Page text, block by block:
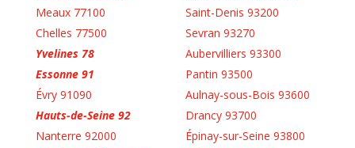
Meaux 77100
Chelles 77500
Yvelines 78
Essonne 91
Évry 91090
Hauts-de-Seine 92
Nanterre 92000
Saint-Denis 93200
Sevran 93270
Aubervilliers 93300
Pantin 93500
Aulnay-sous-Bois 93600
Drancy 93700
Épinay-sur-Seine 93800